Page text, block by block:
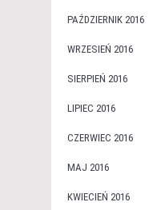
PAŹDZIERNIK 2016
WRZESIEŃ 2016
SIERPIEŃ 2016
LIPIEC 2016
CZERWIEC 2016
MAJ 2016
KWIECIEŃ 2016